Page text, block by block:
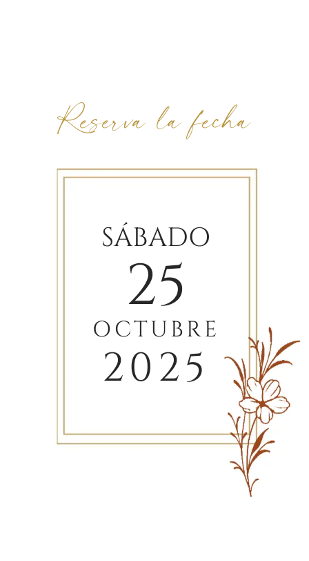
Reserva la fecha
SÁBADO
25
OCTUBRE
2025